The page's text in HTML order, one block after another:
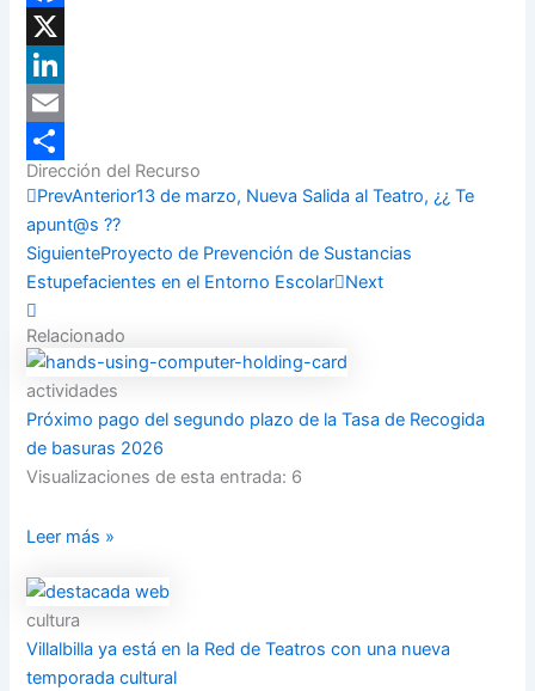
Facebook
X
LinkedIn
Email
Compartir
Dirección del Recurso
PrevAnterior13 de marzo, Nueva Salida al Teatro, ¿¿ Te
apunt@s ??
SiguienteProyecto de Prevención de Sustancias
Estupefacientes en el Entorno Escolar Next
Relacionado
actividades
Próximo pago del segundo plazo de la Tasa de Recogida
de basuras 2026
Visualizaciones de esta entrada: 6
Leer más »
cultura
Villalbilla ya está en la Red de Teatros con una nueva
temporada cultural